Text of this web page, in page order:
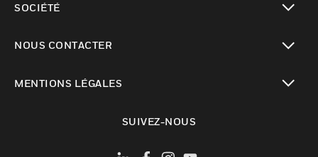
SOCIÉTÉ
NOUS CONTACTER
MENTIONS LÉGALES
SUIVEZ-NOUS